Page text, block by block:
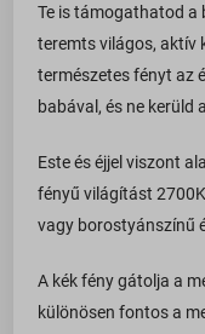
Te is támogathatod a
teremts világos, aktív
természetes fényt az
babával, és ne kerüld
Este és éjjel viszont
fényű világítást
vagy borostyánszínű
A kék fény gátolja a
különösen fontos a